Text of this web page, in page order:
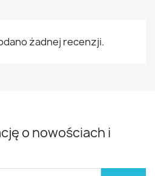
żadnej recenzji.
o nowościach i